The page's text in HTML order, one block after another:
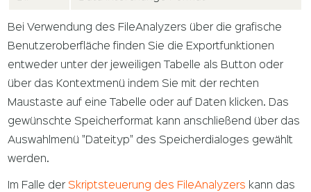
Bei Verwendung des FileAnalyzers über die grafische
Benutzeroberfläche finden Sie die Exportfunktionen
entweder unter der jeweiligen Tabelle als Button oder
über das Kontextmenü indem Sie mit der rechten
Maustaste auf eine Tabelle oder auf Daten klicken. Das
gewünschte Speicherformat kann anschließend über das
Auswahlmenü "Dateityp" des Speicherdialoges gewählt
werden.
Im Falle der Skriptsteuerung des FileAnalyzers kann das